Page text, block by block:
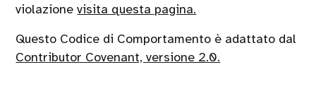
violazione visita questa pagina.
Questo Codice di Comportamento è adattato dal
Contributor Covenant, versione 2.0.